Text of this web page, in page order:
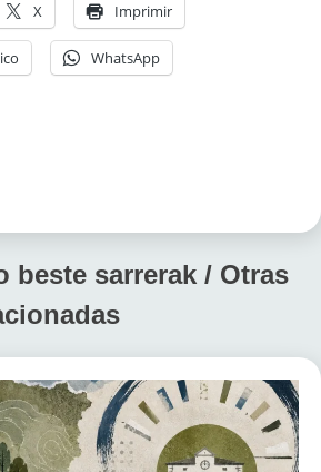
X Imprimir
WhatsApp
beste sarrerak / Otras